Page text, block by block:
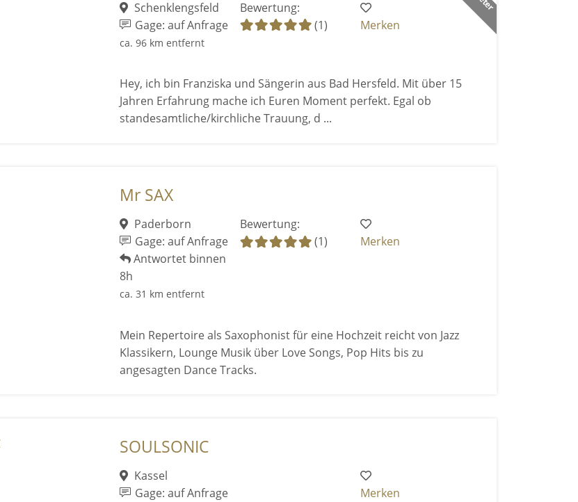
Schenklengsfeld
Gage: auf Anfrage
ca. 96 km entfernt
Bewertung:
(1)
Merken
Hey, ich bin Franziska und Sängerin aus Bad Hersfeld. Mit über 15
Jahren Erfahrung mache ich Euren Moment perfekt. Egal ob
standesamtliche/kirchliche Trauung, d ...
Mr SAX
Paderborn
Gage: auf Anfrage
Antwortet binnen
8h
ca. 31 km entfernt
Bewertung:
(1)
Merken
Mein Repertoire als Saxophonist für eine Hochzeit reicht von Jazz
Klassikern, Lounge Musik über Love Songs, Pop Hits bis zu
angesagten Dance Tracks.
SOULSONIC
Kassel
Gage: auf Anfrage
Merken